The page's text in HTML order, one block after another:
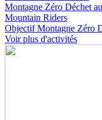
Montagne Zéro Déchet
Mountain Riders
Objectif Montagne Zéro
Voir plus d'activités